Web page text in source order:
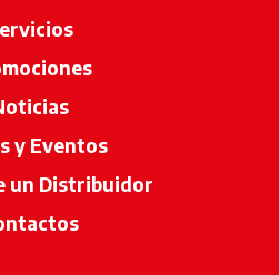
y Eventos
un Distribuidor